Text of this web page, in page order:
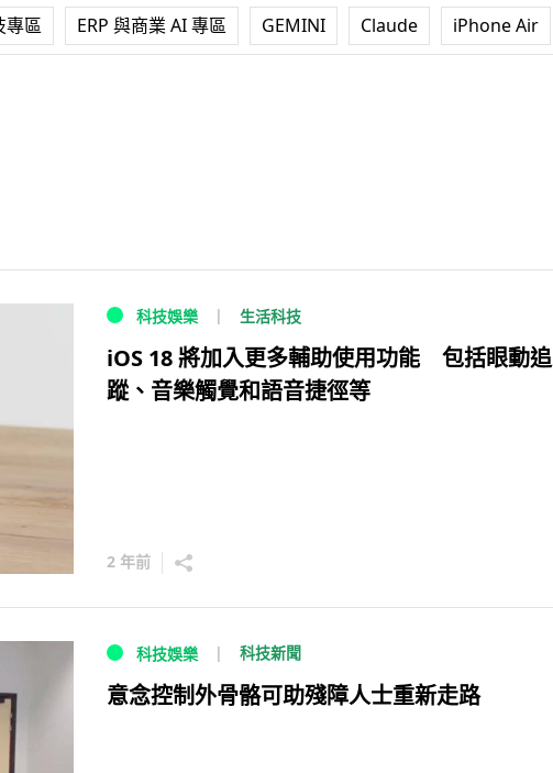
專區 ERP 與商業 AI 專區 GEMINI Claude iPhone Air
科技娛樂 生活科技
iOS 18 將加入更多輔助使用功能 包括眼動追
蹤、音樂觸覺和語音捷徑等
2 年前
科技娛樂 科技新聞
意念控制外骨骼可助殘障人士重新走路